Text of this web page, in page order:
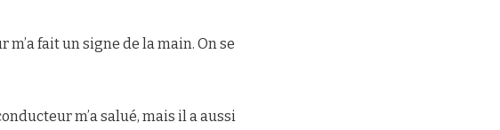
fait un signe de la main. On se
m’a salué, mais il a aussi